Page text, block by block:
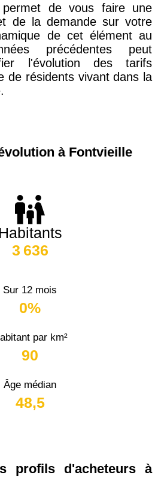
de vous faire une
de la demande sur votre
de cet élément au
précédentes peut
l'évolution des tarifs
de résidents vivant dans la
à Fontvieille
Habitants
3 636
Sur 12 mois
0%
par km²
90
Âge médian
48,5
profils d'acheteurs à